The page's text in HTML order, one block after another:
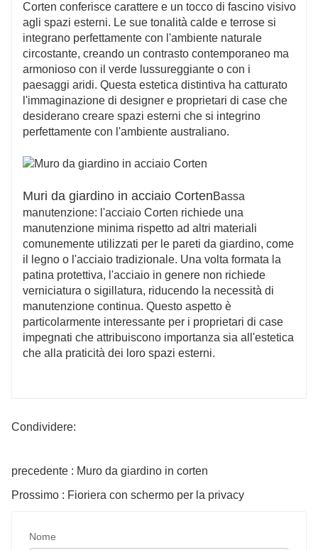
Corten conferisce carattere e un tocco di fascino visivo
agli spazi esterni. Le sue tonalità calde e terrose si
integrano perfettamente con l'ambiente naturale
circostante, creando un contrasto contemporaneo ma
armonioso con il verde lussureggiante o con i
paesaggi aridi. Questa estetica distintiva ha catturato
l'immaginazione di designer e proprietari di case che
desiderano creare spazi esterni che si integrino
perfettamente con l'ambiente australiano.
Muri da giardino in acciaio CortenBassa
manutenzione: l'acciaio Corten richiede una
manutenzione minima rispetto ad altri materiali
comunemente utilizzati per le pareti da giardino, come
il legno o l'acciaio tradizionale. Una volta formata la
patina protettiva, l'acciaio in genere non richiede
verniciatura o sigillatura, riducendo la necessità di
manutenzione continua. Questo aspetto è
particolarmente interessante per i proprietari di case
impegnati che attribuiscono importanza sia all'estetica
che alla praticità dei loro spazi esterni.
Condividere:
precedente : Muro da giardino in corten
Prossimo : Fioriera con schermo per la privacy
Nome